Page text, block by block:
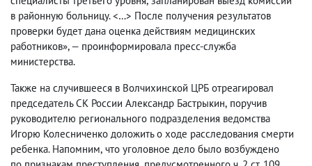
в районную больницу. <…> После получения результатов
проверки будет дана оценка действиям медицинских
работников», — проинформировала пресс-служба
министерства.
Также на случившееся в Волчихинской ЦРБ отреагировал
председатель СК России Александр Бастрыкин, поручив
руководителю регионального подразделения ведомства
Игорю Колесниченко доложить о ходе расследования смерти
ребенка. Напомним, что уголовное дело было возбуждено